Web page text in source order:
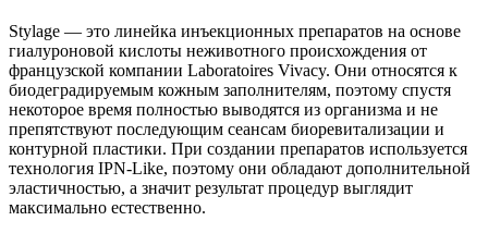
Stylage — это линейка инъекционных препаратов на основе
гиалуроновой кислоты неживотного происхождения от
французской компании Laboratoires Vivacy. Они относятся к
биодеградируемым кожным заполнителям, поэтому спустя
некоторое время полностью выводятся из организма и не
препятствуют последующим сеансам биоревитализации и
контурной пластики. При создании препаратов используется
технология IPN-Like, поэтому они обладают дополнительной
эластичностью, а значит результат процедур выглядит
максимально естественно.